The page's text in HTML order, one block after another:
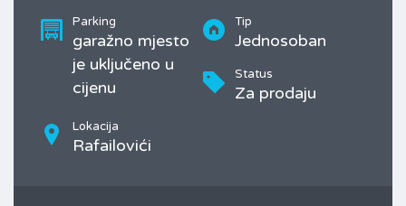
Parking
garažno mjesto
je uključeno u
cijenu
Tip
Jednosoban
Status
Za prodaju
Lokacija
Rafailovići